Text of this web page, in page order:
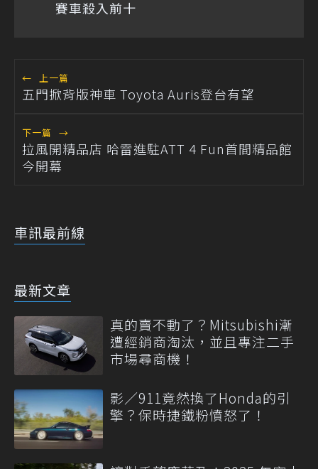
賽車殺入前十
← 上一篇
五門掀背版神車 Toyota Auris登台有望
下一篇 →
拉風開精品店 哈雷進駐ATT 4 Fun首間精品館
今開幕
車訊最前線
最新文章
真的賣不動了？Mitsubishi漸
遭經銷商淘汰，並且專注二手
市場尋商機！
影／911竟然換了Honda的引
擎？保時捷鐵粉憤怒了！